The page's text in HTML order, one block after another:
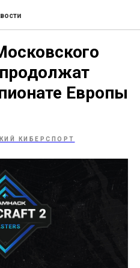
Европы
КИБЕРСПОРТ